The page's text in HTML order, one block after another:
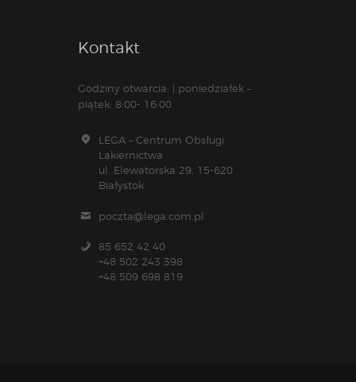
Kontakt
Godziny otwarcia: | poniedziałek –
piątek: 8:00- 16:00
LEGA – Centrum Obsługi
Lakiernictwa
ul. Elewatorska 29, 15-620
Białystok
poczta@lega.com.pl
85 652 42 40
+48 502 243 398
+48 509 698 819